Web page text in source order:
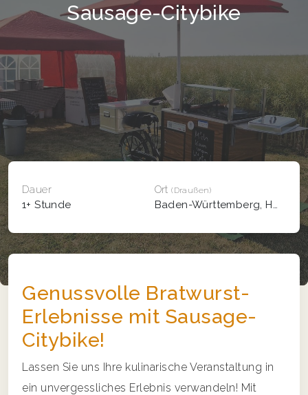
Sausage-Citybike
Dauer
1+ Stunde
Ort(Draußen)
Baden-Württemberg, Hessen, Rheinland-Pfalz
Genussvolle Bratwurst-
Erlebnisse mit Sausage-
Citybike!
Lassen Sie uns Ihre kulinarische Veranstaltung in
ein unvergessliches Erlebnis verwandeln! Mit